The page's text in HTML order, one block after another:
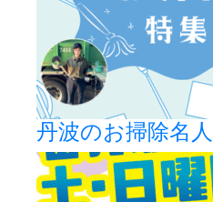
丹波のお掃除名